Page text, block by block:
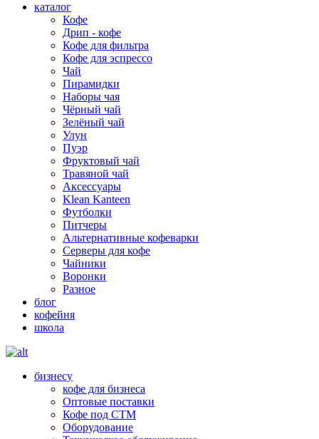
каталог
Кофе
Дрип - кофе
Кофе для фильтра
Кофе для эспрессо
Чай
Пирамидки
Наборы чая
Чёрный чай
Зелёный чай
Улун
Пуэр
Фруктовый чай
Травяной чай
Аксессуары
Klean Kanteen
Футболки
Питчеры
Альтернативные кофеварки
Серверы для кофе
Чайники
Воронки
Разное
блог
кофейня
школа
бизнесу
кофе для бизнеса
Оптовые поставки
Кофе под СТМ
Оборудование